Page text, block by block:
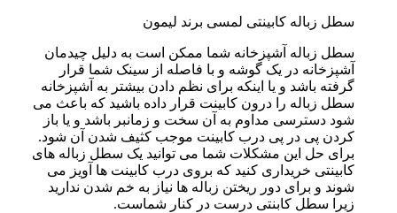
سطل زباله کابینتی لمسی برند لیمون
سطل زباله آشپزخانه شما ممکن است به دلیل چیدمان
آشپزخانه در یک گوشه و با فاصله از سینک شما قرار
گرفته باشد و یا اینکه برای نظم دادن بیشتر به آشپزخانه
سطل زباله را درون کابینت قرار داده باشید که باعث می
شود دسترسی مداوم به آن سخت و زمانبر باشد و یا باز
کردن پی در پی درب کابینت موجب کثیف شدن آن شود.
برای حل این مشکلات شما می توانید یک سطل زباله های
کابینتی خریداری کنید که بروی درب کابینت ها آویز می
شوند و برای دور ریختن زباله ها نیاز به خم شدن ندارید
زیرا سطل کابنتی درست در کنار شماست.